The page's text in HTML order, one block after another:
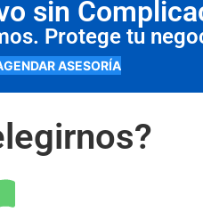
sin
Protege tu
ASESORÍA